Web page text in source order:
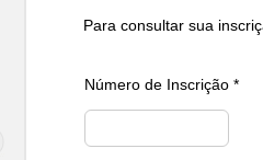
Para consultar sua
Número de Inscrição *